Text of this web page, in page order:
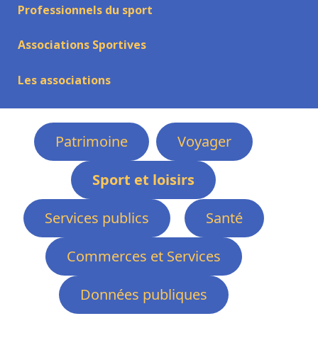
Professionnels du sport
Associations Sportives
Les associations
Patrimoine
Voyager
Sport et loisirs
Services publics
Santé
Commerces et Services
Données publiques